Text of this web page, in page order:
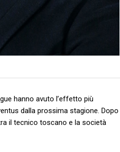
hanno avuto l’effetto più
dalla prossima stagione. Dopo
il tecnico toscano e la società